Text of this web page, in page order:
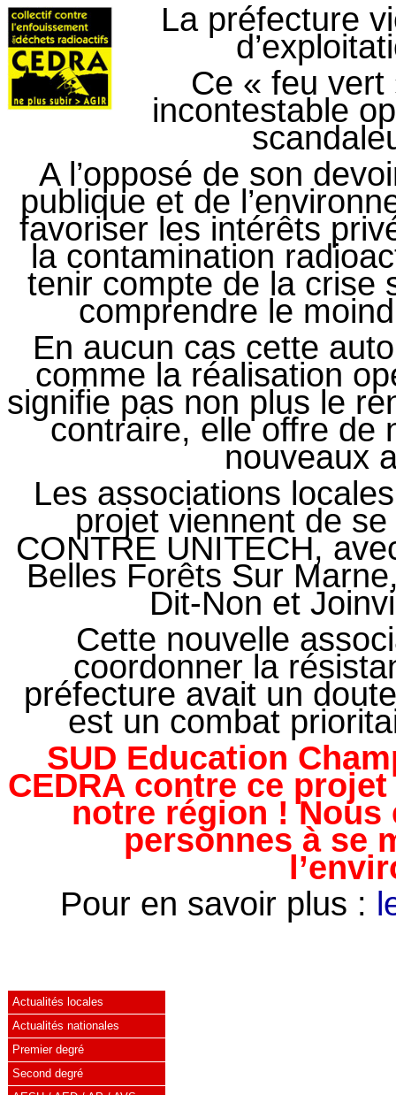
La préfecture
Ce « feu vert
incontestable
A l’opposé de son
publique et de
favoriser les intérêts
la contamination
tenir compte de la crise
comprendre le
En aucun cas cette
comme la réalisation
signifie pas non plus le
contraire, elle offre de
nouveaux
Les associations
projet viennent de
CONTRE UNITECH,
Belles Forêts Sur
Dit-Non et
Cette nouvelle
coordonner la
préfecture avait un
est un combat
SUD Education
CEDRA contre ce
notre région ! Nous
personnes à se
Pour en savoir plus :
Actualités locales
Actualités nationales
Premier degré
Second degré